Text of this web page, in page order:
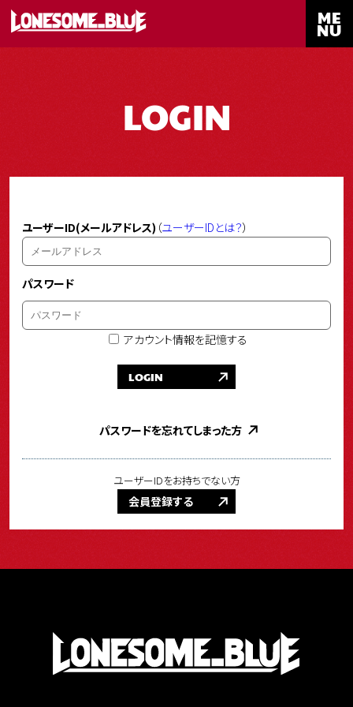
ME
NU
LOGIN
ユーザーID(メールアドレス) （ユーザーIDとは？）
パスワード
アカウント情報を記憶する
LOGIN
パスワードを忘れてしまった方
ユーザーIDをお持ちでない方
会員登録する